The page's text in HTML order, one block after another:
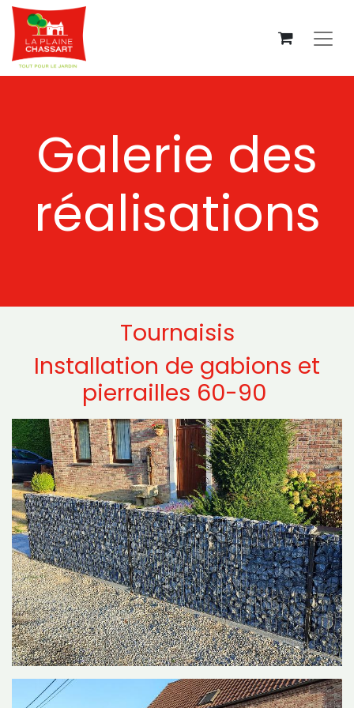
Galerie des
réalisations
Tournaisis
Installation de gabions et
pierrailles 60-90